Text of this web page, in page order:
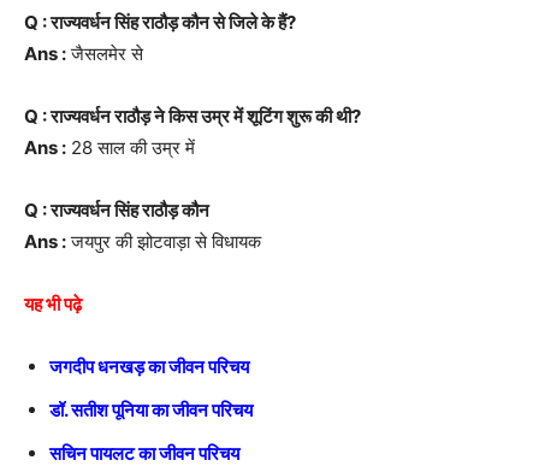
Q : राज्यवर्धन सिंह राठौड़ कौन से जिले के हैं?
Ans :जैसलमेर से
Q : राज्यवर्धन राठौड़ ने किस उम्र में शूटिंग शुरू की थी?
Ans : 28 साल की उम्र में
Q : राज्यवर्धन सिंह राठौड़ कौन
Ans :जयपुर की झोटवाड़ा से विधायक
यह भी पढ़े
जगदीप धनखड़ का जीवन परिचय
डॉ. सतीश पूनिया का जीवन परिचय
सचिन पायलट का जीवन परिचय